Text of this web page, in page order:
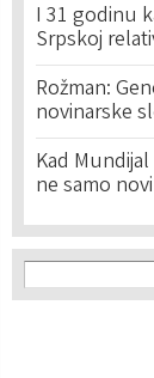
I 31 godinu
Srpskoj
Rožman:
novinarske
Kad
ne samo
Search
Search